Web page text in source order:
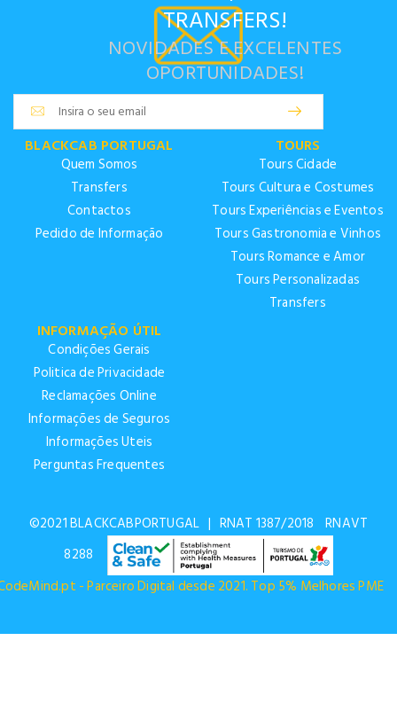
TRANSFERS!
NOVIDADES E EXCELENTES
OPORTUNIDADES!
BLACKCAB PORTUGAL
Quem Somos
Transfers
Contactos
Pedido de Informação
TOURS
Tours Cidade
Tours Cultura e Costumes
Tours Experiências e Eventos
Tours Gastronomia e Vinhos
Tours Romance e Amor
Tours Personalizadas
Transfers
INFORMAÇÃO ÚTIL
Condições Gerais
Politica de Privacidade
Reclamações Online
Informações de Seguros
Informações Uteis
Perguntas Frequentes
©2021 BLACKCABPORTUGAL | RNAT 1387/2018 RNAVT
8288
- Parceiro Digital desde 2021. Top 5% Melhores PME